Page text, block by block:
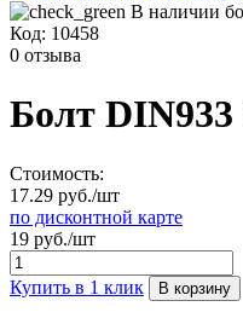
В наличии
Код: 10458
0 отзыва
Болт
Стоимость:
17.29 руб./шт
по дисконтной карте
19 руб./шт
Купить в 1 клик В корзину